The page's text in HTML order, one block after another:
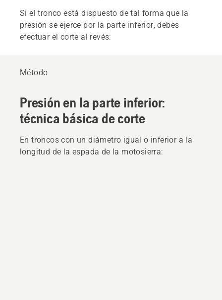
Si el tronco está dispuesto de tal forma que la
presión se ejerce por la parte inferior, debes
efectuar el corte al revés:
Método
Presión en la parte inferior:
técnica básica de corte
En troncos con un diámetro igual o inferior a la
longitud de la espada de la motosierra: